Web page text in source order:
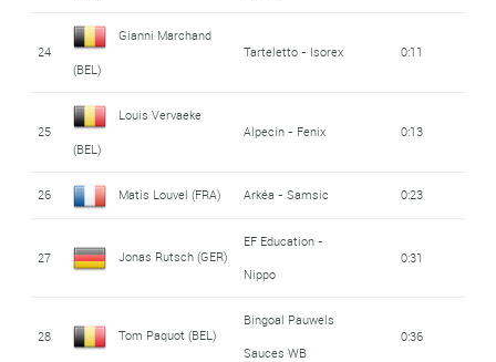
24
Gianni Marchand
(BEL)
Tarteletto - Isorex 0:11
25
Louis Vervaeke
(BEL)
Alpecin - Fenix 0:13
26 Matis Louvel (FRA) Arkéa - Samsic 0:23
27 Jonas Rutsch (GER)
EF Education -
Nippo
0:31
28 Tom Paquot (BEL)
Bingoal Pauwels
Sauces WB
0:36